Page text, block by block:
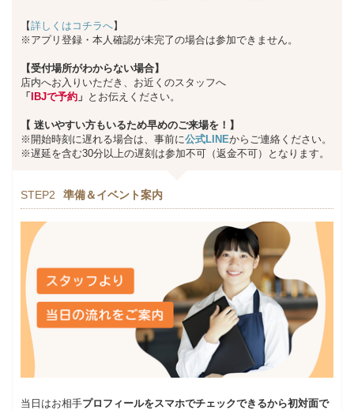
【詳しくはコチラへ】
※アプリ登録・本人確認が未完了の場合は参加できません。
【受付場所がわからない場合】
店内へお入りいただき、お近くのスタッフへ
「IBJで予約 」 とお伝えください。
【 迷いやすい方もいるため早めのご来場を！】
※開始時刻に遅れる場合は、事前に公式LINEからご連絡ください。
※遅延を含む30分以上の遅刻は参加不可（返金不可）となります。
STEP2 準備＆イベント案内
当日はお相手プロフィールをスマホでチェックできるから初対面で